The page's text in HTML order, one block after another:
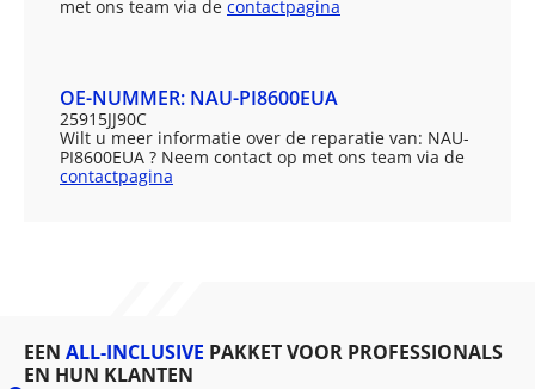
met ons team via de contactpagina
OE-NUMMER: NAU-PI8600EUA
25915JJ90C
Wilt u meer informatie over de reparatie van: NAU-
PI8600EUA ? Neem contact op met ons team via de
contactpagina
EEN ALL-INCLUSIVE PAKKET VOOR PROFESSIONALS
EN HUN KLANTEN